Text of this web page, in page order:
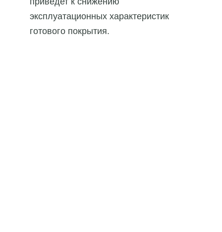
эксплуатационных характеристик
готового покрытия.